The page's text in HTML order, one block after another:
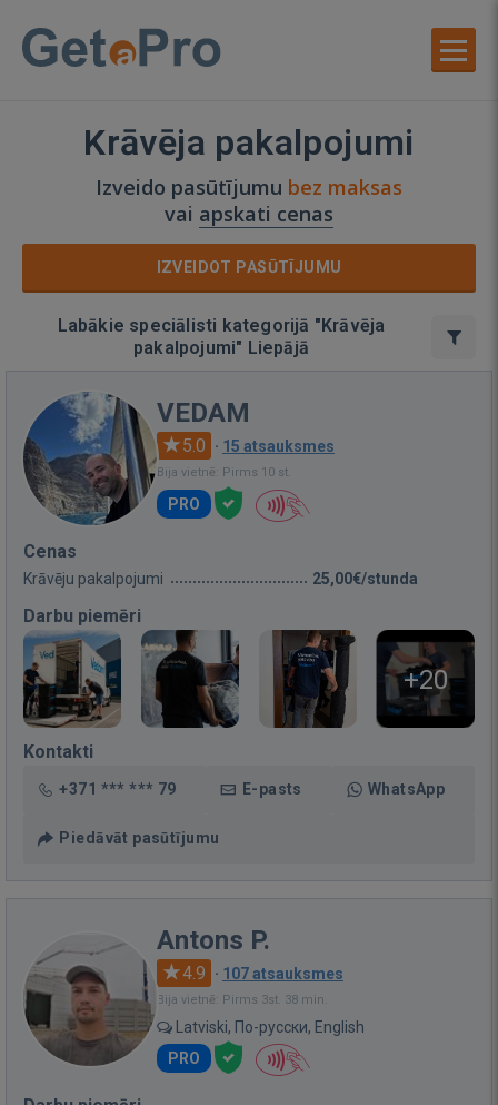
Krāvēja pakalpojumi
Izveido pasūtījumu bez maksas
vai apskati cenas
IZVEIDOT PASŪTĪJUMU
Labākie speciālisti kategorijā "Krāvēja
pakalpojumi" Liepājā
VEDAM
5.0 · 15 atsauksmes
Bija vietnē: Pirms 10 st.
PRO
Cenas
Krāvēju pakalpojumi 25,00€/stunda
Darbu piemēri
+20
Kontakti
+371 *** *** 79 E-pasts WhatsApp
Piedāvāt pasūtījumu
Antons P.
4.9 · 107 atsauksmes
Bija vietnē: Pirms 3st. 38 min.
Latviski, По-русски, English
PRO